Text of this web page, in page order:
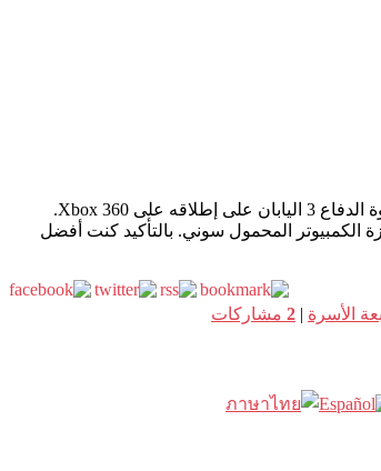
بعد أن اكتشف سلسلة مع الدفعة الثانية على PS2 في نطاق بسيط 2000 (مجموعة من الألعاب التي تباع للميزانيات 2000 ين), رميت نفسي على هذه الأرض قوة الدفاع 3 اليابان على إطلاقه على Xbox 360.
الكمبيوتر المحمول سوني. بالتأكيد كنت أفضل
|
2 مشاركات